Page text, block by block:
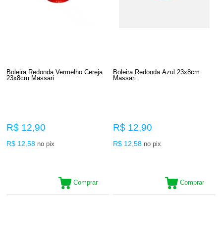
Boleira Redonda Vermelho Cereja
23x8cm Massari
R$ 12,90
R$ 12,58 no pix
Comprar
Boleira Redonda Azul 23x8cm
Massari
R$ 12,90
R$ 12,58 no pix
Comprar